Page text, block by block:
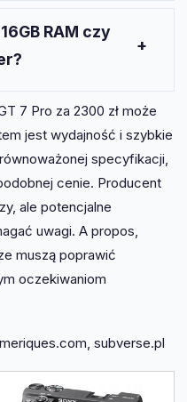
nieco w
RAM czy
dla wymagających
7 Pro za 2300 zł może
jest wydajność i szybkie
specyfikacji,
cenie. Producent
ale potencjalne
uwagi. A propos,
muszą poprawić
oczekiwaniom
subverse.pl